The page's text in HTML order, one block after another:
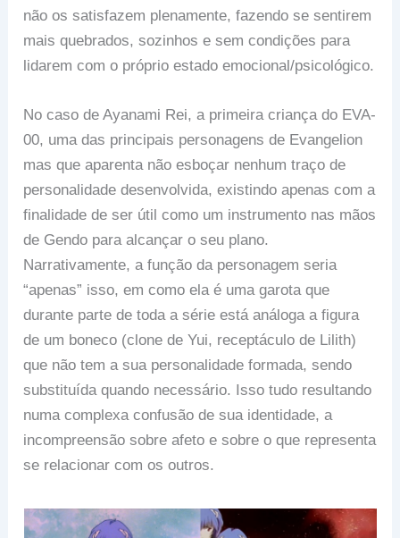
não os satisfazem plenamente, fazendo se sentirem
mais quebrados, sozinhos e sem condições para
lidarem com o próprio estado emocional/psicológico.
No caso de Ayanami Rei, a primeira criança do EVA-
00, uma das principais personagens de Evangelion
mas que aparenta não esboçar nenhum traço de
personalidade desenvolvida, existindo apenas com a
finalidade de ser útil como um instrumento nas mãos
de Gendo para alcançar o seu plano.
Narrativamente, a função da personagem seria
“apenas” isso, em como ela é uma garota que
durante parte de toda a série está análoga a figura
de um boneco (clone de Yui, receptáculo de Lilith)
que não tem a sua personalidade formada, sendo
substituída quando necessário. Isso tudo resultando
numa complexa confusão de sua identidade, a
incompreensão sobre afeto e sobre o que representa
se relacionar com os outros.